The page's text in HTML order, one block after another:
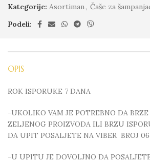
Kategorije: Asortiman, Čaše za
Podeli:
OPIS
ROK ISPORUKE 7 DANA
-UKOLIKO VAM JE POTREBNO DA
ZELJENOG PROIZVODA ILI BRZU
DA UPIT POSALJETE NA VIBER BROJ
-U UPITU JE DOVOLJNO DA